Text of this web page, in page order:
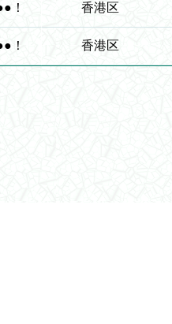
！ 香港区
！ 香港区